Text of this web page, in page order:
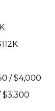
/ $4,000
$3,300